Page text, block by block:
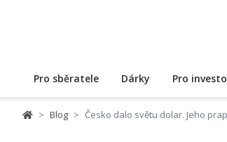
Pro sběratele Dárky Pro
Blog Česko dalo světu dolar. Jeho